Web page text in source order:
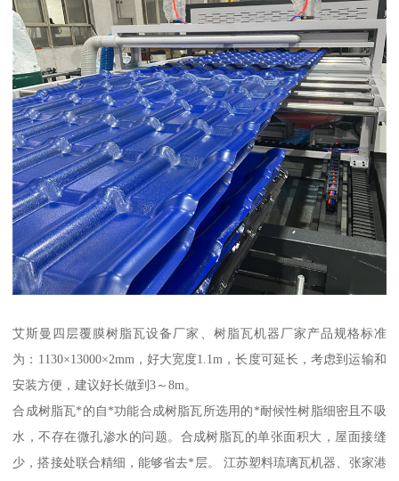
艾斯曼四层覆膜树脂瓦设备厂家、树脂瓦机器厂家产品规格标准
为：1130×13000×2mm，好大宽度1.1m，长度可延长，考虑到运输和
安装方便，建议好长做到3～8m。
合成树脂瓦*的自*功能合成树脂瓦所选用的*耐候性树脂细密且不吸
水，不存在微孔渗水的问题。合成树脂瓦的单张面积大，屋面接缝
少，搭接处联合精细，能够省去*层。 江苏塑料琉璃瓦机器、张家港